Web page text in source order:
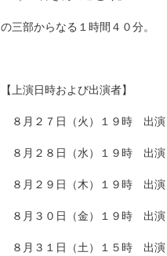
の三部からなる１時間４０分。
【上演日時および出演者】
８月２７日（火）１９時 出演
８月２８日（水）１９時 出演
８月２９日（木）１９時 出
８月３０日（金）１９時 出演
８月３１日（土）１５時 出演